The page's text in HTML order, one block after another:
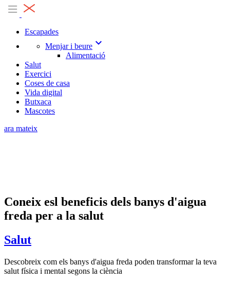
Escapades
Menjar i beure expand_more
Alimentació
Salut
Exercici
Coses de casa
Vida digital
Butxaca
Mascotes
ara mateix
Coneix esl beneficis dels banys d'aigua
freda per a la salut
Salut
Descobreix com els banys d'aigua freda poden transformar la teva
salut física i mental segons la ciència